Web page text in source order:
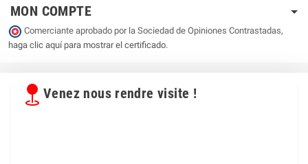
MON COMPTE
Comerciante aprobado por la Sociedad de Opiniones Contrastadas,
haga clic aquí para mostrar el certificado.
Venez nous rendre visite !